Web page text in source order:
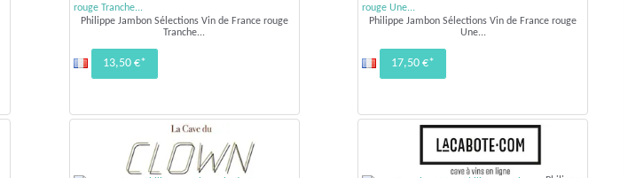
Philippe Jambon Sélections Vin de France rouge
Tranche...
13,50 €*
Philippe Jambon Sélections Vin de France rouge
Une...
17,50 €*